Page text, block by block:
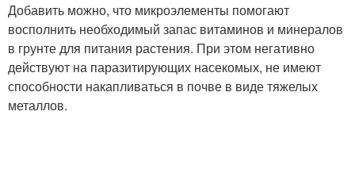
Добавить можно, что микроэлементы помогают
восполнить необходимый запас витаминов и минералов
в грунте для питания растения. При этом негативно
действуют на паразитирующих насекомых, не имеют
способности накапливаться в почве в виде тяжелых
металлов.